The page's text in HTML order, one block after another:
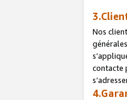
Nos
contacte